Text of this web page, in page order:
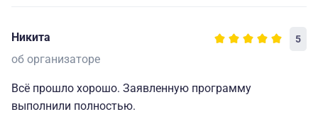
Никита 5
об организаторе
Всё прошло хорошо. Заявленную программу
выполнили полностью.